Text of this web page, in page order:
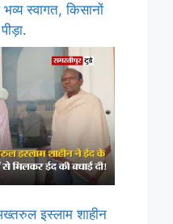
स्वागत, किसानों
इस्लाम शाहीन